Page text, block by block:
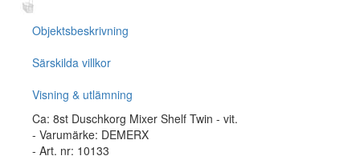
Objektsbeskrivning
Särskilda villkor
Visning & utlämning
Ca: 8st Duschkorg Mixer Shelf Twin - vit.
- Varumärke: DEMERX
- Art. nr: 10133